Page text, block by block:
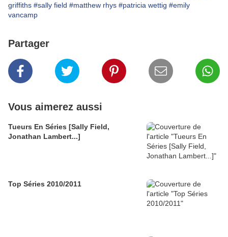
griffiths #sally field #matthew rhys #patricia wettig #emily
vancamp
Partager
Vous aimerez aussi
Tueurs En Séries [Sally Field,
Jonathan Lambert...]
Top Séries 2010/2011